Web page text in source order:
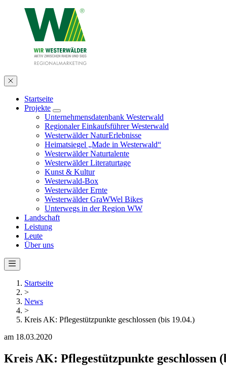
Startseite
Projekte
Unternehmensdatenbank Westerwald
Regionaler Einkaufsführer Westerwald
Westerwälder NaturErlebnisse
Heimatsiegel „Made in Westerwald“
Westerwälder Naturtalente
Westerwälder Literaturtage
Kunst & Kultur
Westerwald-Box
Westerwälder Ernte
Westerwälder GraWWel Bikes
Unterwegs in der Region WW
Landschaft
Leistung
Leute
Über uns
Startseite
>
News
>
Kreis AK: Pflegestützpunkte geschlossen (bis 19.04.)
am 18.03.2020
Kreis AK: Pflegestützpunkte geschlossen